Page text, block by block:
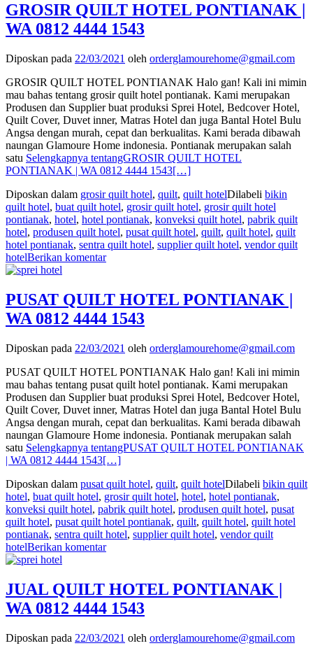
GROSIR QUILT HOTEL PONTIANAK |
WA 0812 4444 1543
Diposkan pada 22/03/2021 oleh orderglamourehome@gmail.com
GROSIR QUILT HOTEL PONTIANAK Halo gan! Kali ini mimin
mau bahas tentang grosir quilt hotel pontianak. Kami merupakan
Produsen dan Supplier buat produksi Sprei Hotel, Bedcover Hotel,
Quilt Cover, Duvet inner, Matras Hotel dan juga Bantal Hotel Bulu
Angsa dengan murah, cepat dan berkualitas. Kami berada dibawah
naungan Glamoure Home indonesia. Pontianak merupakan salah
satu Selengkapnya tentangGROSIR QUILT HOTEL
PONTIANAK | WA 0812 4444 1543[…]
Diposkan dalam grosir quilt hotel, quilt, quilt hotelDilabeli bikin
quilt hotel, buat quilt hotel, grosir quilt hotel, grosir quilt hotel
pontianak, hotel, hotel pontianak, konveksi quilt hotel, pabrik quilt
hotel, produsen quilt hotel, pusat quilt hotel, quilt, quilt hotel, quilt
hotel pontianak, sentra quilt hotel, supplier quilt hotel, vendor quilt
hotelBerikan komentar
PUSAT QUILT HOTEL PONTIANAK |
WA 0812 4444 1543
Diposkan pada 22/03/2021 oleh orderglamourehome@gmail.com
PUSAT QUILT HOTEL PONTIANAK Halo gan! Kali ini mimin
mau bahas tentang pusat quilt hotel pontianak. Kami merupakan
Produsen dan Supplier buat produksi Sprei Hotel, Bedcover Hotel,
Quilt Cover, Duvet inner, Matras Hotel dan juga Bantal Hotel Bulu
Angsa dengan murah, cepat dan berkualitas. Kami berada dibawah
naungan Glamoure Home indonesia. Pontianak merupakan salah
satu Selengkapnya tentangPUSAT QUILT HOTEL PONTIANAK
| WA 0812 4444 1543[…]
Diposkan dalam pusat quilt hotel, quilt, quilt hotelDilabeli bikin quilt
hotel, buat quilt hotel, grosir quilt hotel, hotel, hotel pontianak,
konveksi quilt hotel, pabrik quilt hotel, produsen quilt hotel, pusat
quilt hotel, pusat quilt hotel pontianak, quilt, quilt hotel, quilt hotel
pontianak, sentra quilt hotel, supplier quilt hotel, vendor quilt
hotelBerikan komentar
JUAL QUILT HOTEL PONTIANAK |
WA 0812 4444 1543
Diposkan pada 22/03/2021 oleh orderglamourehome@gmail.com